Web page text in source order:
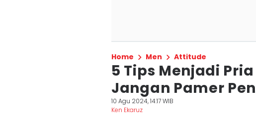
Home Men Attitude
5 Tips Menjadi
Jangan Pamer
10 Agu 2024, 14:17 WIB
Ken Ekaruz